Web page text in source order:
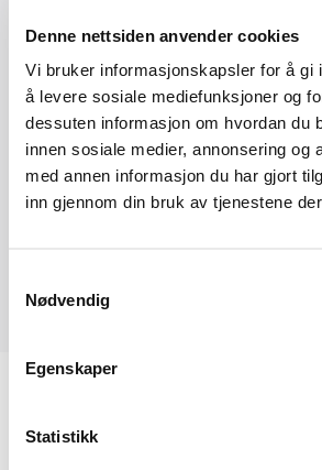
Denne nettsiden anvender cookies
Vi bruker informasjonskapsler for å gi
å levere sosiale mediefunksjoner og
dessuten informasjon om hvordan du
innen sosiale medier, annonsering og
med annen informasjon du har gjort
inn gjennom din bruk av tjenestene
Nødvendig
Egenskaper
Statistikk
I dette frokostwebinaret vil Bengt
Instruments informere om bruk av
instrumenter for måling av fukt.
Han vil også presentere ny avtale om